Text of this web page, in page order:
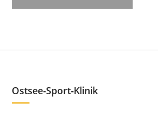
Ostsee-Sport-Klinik